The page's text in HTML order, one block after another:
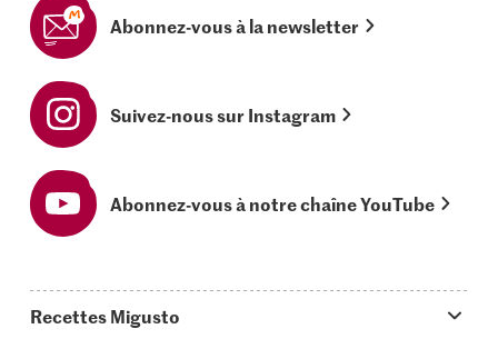
Abonnez-vous à la newsletter
Suivez-nous sur Instagram
Abonnez-vous à notre chaîne YouTube
Recettes Migusto